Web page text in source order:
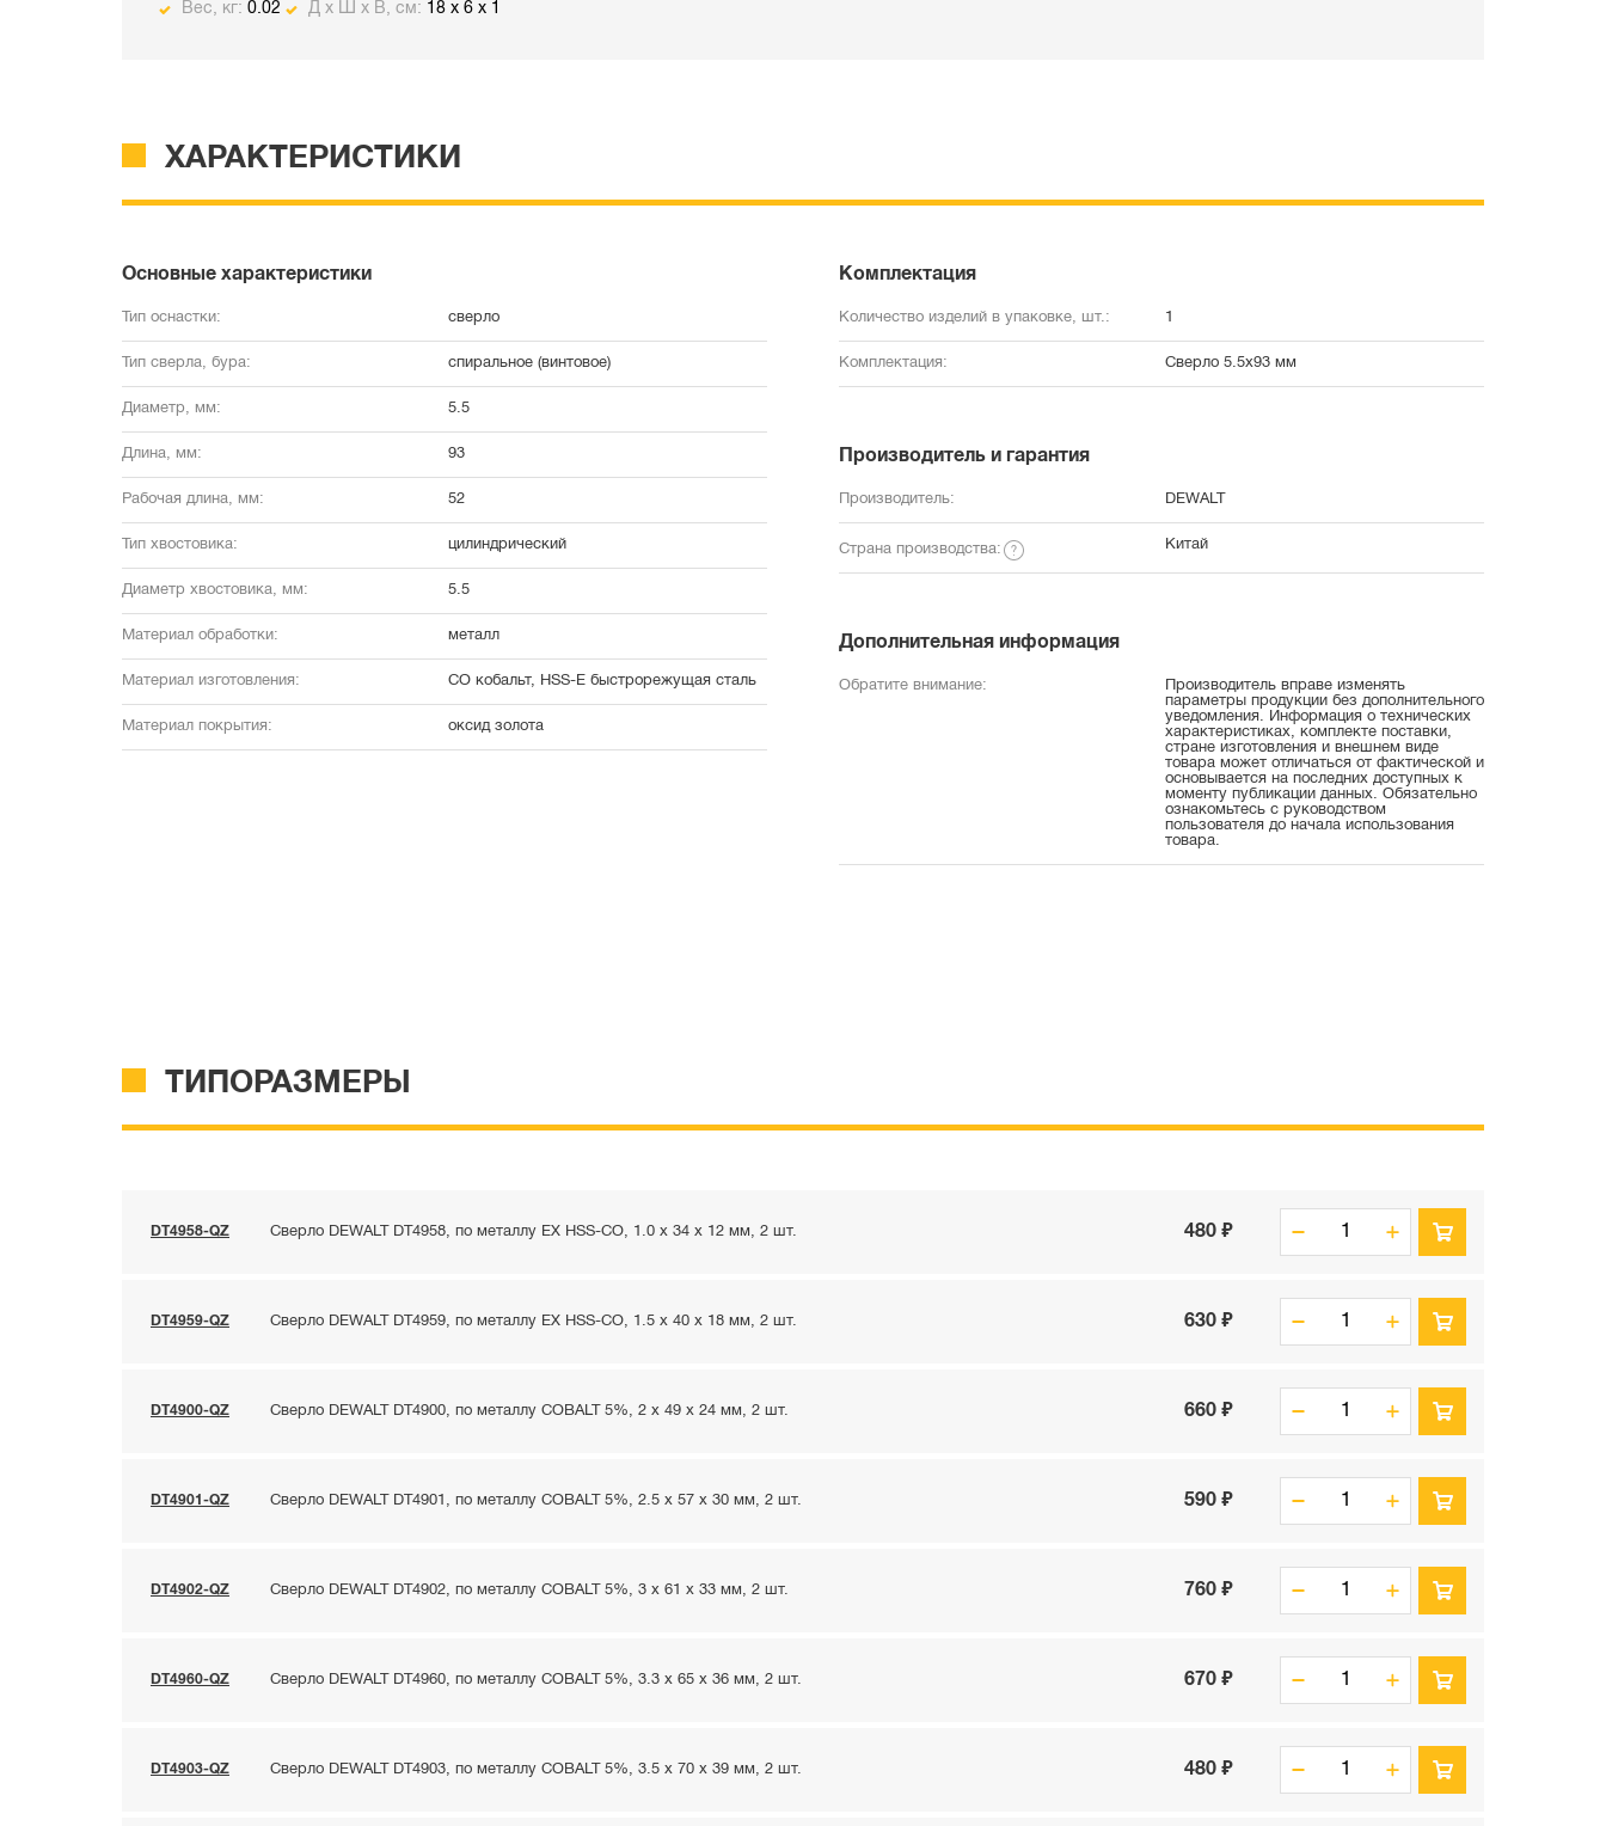
Вес, кг: 0.02 Д х Ш х В, см: 18 x 6 x 1
ХАРАКТЕРИСТИКИ
Основные характеристики
Тип оснастки: сверло
Тип сверла, бура: спиральное (винтовое)
Диаметр, мм: 5.5
Длина, мм: 93
Рабочая длина, мм: 52
Тип хвостовика: цилиндрический
Диаметр хвостовика, мм: 5.5
Материал обработки: металл
Материал изготовления: CO кобальт, HSS-E быстрорежущая сталь
Материал покрытия: оксид золота
Комплектация
Количество изделий в упаковке, шт.: 1
Комплектация: Сверло 5.5х93 мм
Производитель и гарантия
Производитель: DEWALT
Страна производства: Китай
Дополнительная информация
Обратите внимание:
Производитель вправе изменять
параметры продукции без дополнительного
уведомления. Информация о технических
характеристиках, комплекте поставки,
стране изготовления и внешнем виде
товара может отличаться от фактической и
основывается на последних доступных к
моменту публикации данных. Обязательно
ознакомьтесь с руководством
пользователя до начала использования
товара.
ТИПОРАЗМЕРЫ
DT4958-QZ Сверло DEWALT DT4958, по металлу EX HSS-CO, 1.0 x 34 x 12 мм, 2 шт. 480 ₽
DT4959-QZ Сверло DEWALT DT4959, по металлу EX HSS-CO, 1.5 x 40 x 18 мм, 2 шт. 630 ₽
DT4900-QZ Сверло DEWALT DT4900, по металлу COBALT 5%, 2 x 49 x 24 мм, 2 шт. 660 ₽
DT4901-QZ Сверло DEWALT DT4901, по металлу COBALT 5%, 2.5 x 57 x 30 мм, 2 шт. 590 ₽
DT4902-QZ Сверло DEWALT DT4902, по металлу COBALT 5%, 3 x 61 x 33 мм, 2 шт. 760 ₽
DT4960-QZ Сверло DEWALT DT4960, по металлу COBALT 5%, 3.3 x 65 x 36 мм, 2 шт. 670 ₽
DT4903-QZ Сверло DEWALT DT4903, по металлу COBALT 5%, 3.5 x 70 x 39 мм, 2 шт. 480 ₽